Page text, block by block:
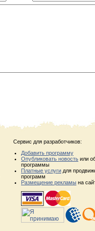
Сервис для разработчиков:
Добавить программу
Опубликовать новость или
программы
Платные услуги для
программ
Размещение рекламы на